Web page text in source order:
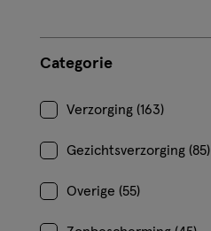
Categorie
Verzorging (163)
Gezichtsverzorging (85)
Overige (55)